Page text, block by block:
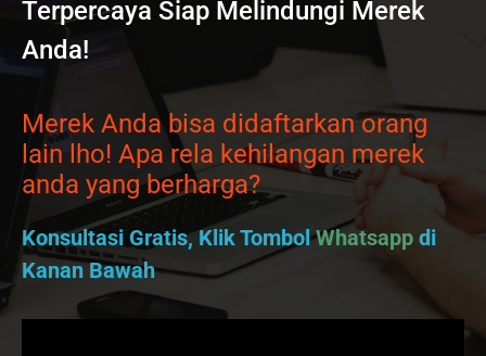
Terpercaya Siap Melindungi Merek
Anda!
Merek Anda bisa didaftarkan orang
lain lho! Apa rela kehilangan merek
anda yang berharga?
Konsultasi Gratis, Klik TombolWhatsapp di
Kanan Bawah